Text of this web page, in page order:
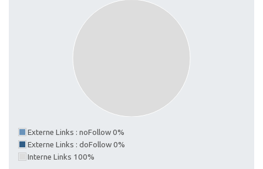
Externe Links : noFollow 0%
Externe Links : doFollow 0%
Interne Links 100%